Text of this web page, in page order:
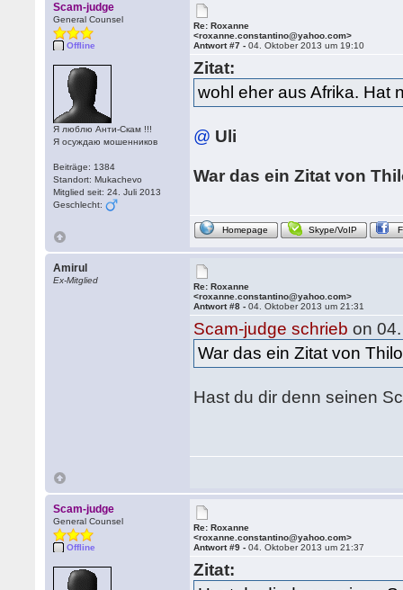
Scam-judge
General Counsel
Offline
Я люблю Анти-Скам !!!
Я осуждаю мошенников
Beiträge: 1384
Standort: Mukachevo
Mitglied seit: 24. Juli 2013
Geschlecht:
Re: Roxanne
<roxanne.constantino@yahoo.com>
Antwort #7 -04. Oktober 2013 um 19:10
Zitat:
wohl eher aus Afrika. Hat
@ Uli
War das ein Zitat von
Homepage Skype/VoIP
Amirul
Ex-Mitglied
Re: Roxanne
<roxanne.constantino@yahoo.com>
Antwort #8 -04. Oktober 2013 um 21:31
Scam-judge schrieb on
War das ein Zitat von
Hast du dir denn seinen
Scam-judge
General Counsel
Offline
Re: Roxanne
<roxanne.constantino@yahoo.com>
Antwort #9 -04. Oktober 2013 um 21:37
Zitat: